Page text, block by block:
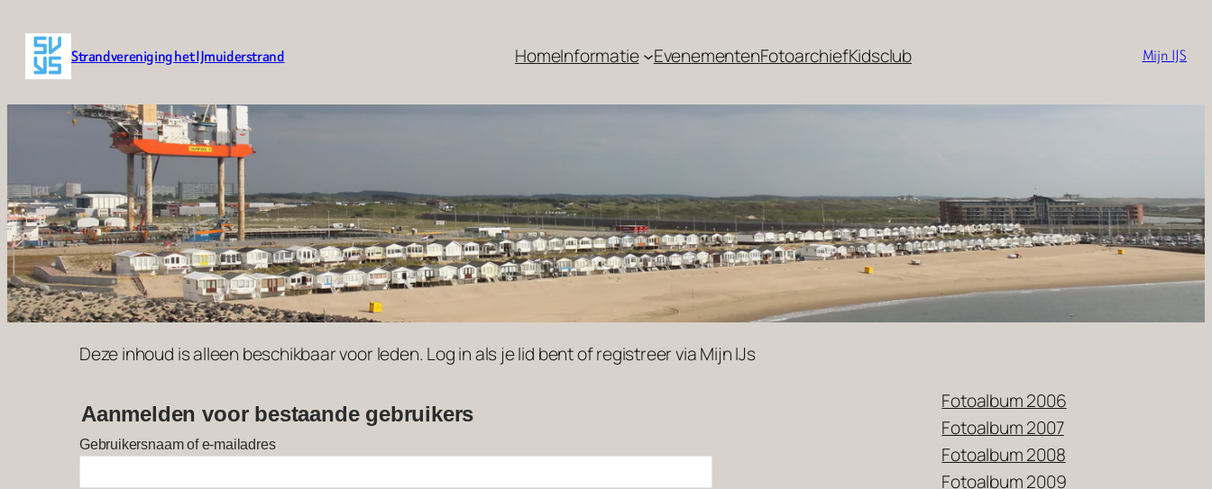
naar
de
inhoud
Strandvereniging het IJmuiderstrand HomeInformatie EvenementenFotoarchiefKidsclub Mijn IJS
Deze inhoud is alleen beschikbaar voor leden. Log in als je lid bent of registreer via Mijn IJs
Aanmelden voor bestaande gebruikers
Gebruikersnaam of e-mailadres
Fotoalbum 2006
Fotoalbum 2007
Fotoalbum 2008
Fotoalbum 2009